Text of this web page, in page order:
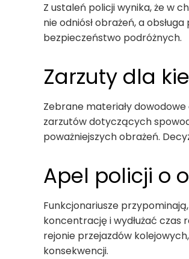
Z ustaleń policji wynika, że w
nie odniósł obrażeń, a
bezpieczeństwo podróżnych.
Zarzuty dla
Zebrane materiały
zarzutów dotyczących
poważniejszych obrażeń.
Apel policji o
Funkcjonariusze
koncentrację i wydłużać czas
rejonie przejazdów
konsekwencji.